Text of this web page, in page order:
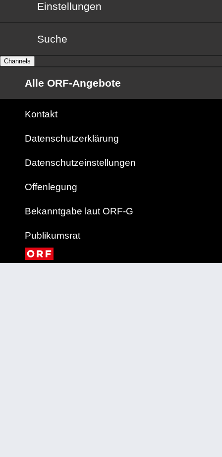
Einstellungen
Suche
Channels
Alle ORF-Angebote
Kontakt
Datenschutzerklärung
Datenschutzeinstellungen
Offenlegung
Bekanntgabe laut ORF-G
Publikumsrat